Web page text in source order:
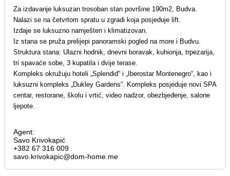
Za izdavanje luksuzan trosoban stan površine 190m2, Budva.
Nalazi se na četvrtom spratu u zgradi koja posjeduje lift.
Izdaje se luksuzno namješten i klimatizovan.
Iz stana se pruža prelijepi panoramski pogled na more i Budvu.
Struktura stana: Ulazni hodnik, dnevni boravak, kuhionja, trpezarija,
tri spavaće sobe, 3 kupatila i dvije terase.
Kompleks okružuju hoteli „Splendid“ i „Iberostar Montenegro“, kao i
luksuzni kompleks „Dukley Gardens“. Kompleks posjeduje novi SPA
centar, restorane, školu i vrtić, video nadzor, obezbjeđenje, salone
ljepote.
Agent:
Savo Krivokapić
+382 67 316 009
savo.krivokapic@dom-home.me